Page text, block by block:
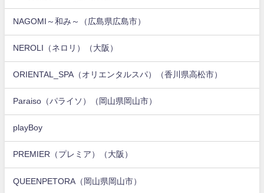
NAGOMI～和み～（広島県広島市）
NEROLI（ネロリ）（大阪）
ORIENTAL_SPA（オリエンタルスパ）（香川県高松市）
Paraiso（パライソ）（岡山県岡山市）
playBoy
PREMIER（プレミア）（大阪）
QUEENPETORA（岡山県岡山市）